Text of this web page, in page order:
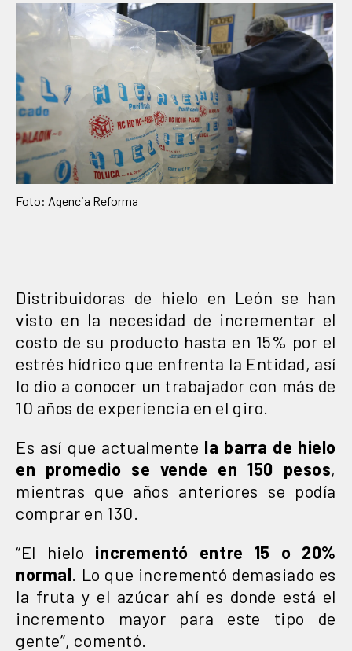
Foto: Agencia Reforma
Distribuidoras de hielo en León se han
visto en la necesidad de incrementar el
costo de su producto hasta en 15% por el
estrés hídrico que enfrenta la Entidad, así
lo dio a conocer un trabajador con más de
10 años de experiencia en el giro.
Es así que actualmente la barra de hielo
en promedio se vende en 150 pesos,
mientras que años anteriores se podía
comprar en 130.
“El hielo incrementó entre 15 o 20%
normal . Lo que incrementó demasiado es
la fruta y el azúcar ahí es donde está el
incremento mayor para este tipo de
gente”, comentó.